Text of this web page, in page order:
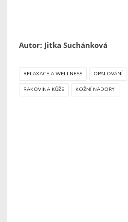
Autor: Jitka Suchánková
RELAXACE A WELLNESS OPALOVÁNÍ
RAKOVINA KŮŽE KOŽNÍ NÁDORY